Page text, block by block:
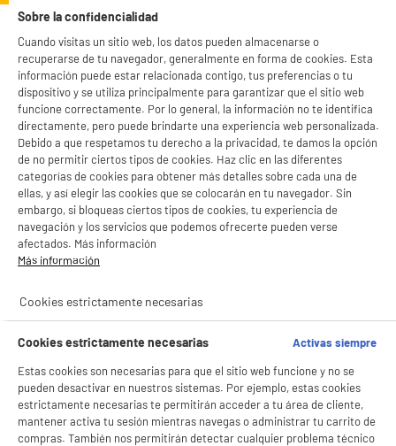
product_anchor_video product_anchor_characteristics
2€78
DEPOT
Con el fin de mejorar tu experiencia, y tras tu consentimiento, ELECTRO DEPOT
- compartir contenido adaptado a tus preferencias
- ofrecer publicidad y comunicaciones personalizadas
- facilitar el intercambio de contenido en las redes sociales
- analizar el tráfico en nuestro sitio web Consulta la política de cookies.
Consulta la política de cookies. .
Sobre la confidencialidad
Cuando visitas un sitio web, los datos pueden almacenarse o
recuperarse de tu navegador, generalmente en forma de cookies. Esta
información puede estar relacionada contigo, tus preferencias o tu
dispositivo y se utiliza principalmente para garantizar que el sitio web
funcione correctamente. Por lo general, la información no te identifica
directamente, pero puede brindarte una experiencia web personalizada.
Debido a que respetamos tu derecho a la privacidad, te damos la opción
de no permitir ciertos tipos de cookies. Haz clic en las diferentes
categorías de cookies para obtener más detalles sobre cada una de
ellas, y así elegir las cookies que se colocarán en tu navegador. Sin
embargo, si bloqueas ciertos tipos de cookies, tu experiencia de
navegación y los servicios que podemos ofrecerte pueden verse
afectados. Más información
Más información
Cookies estrictamente necesarias
Cookies estrictamente necesarias
Activas siempre
Estas cookies son necesarias para que el sitio web funcione y no se
pueden desactivar en nuestros sistemas. Por ejemplo, estas cookies
estrictamente necesarias te permitirán acceder a tu área de cliente,
mantener activa tu sesión mientras navegas o administrar tu carrito de
compras. También nos permitirán detectar cualquier problema técnico